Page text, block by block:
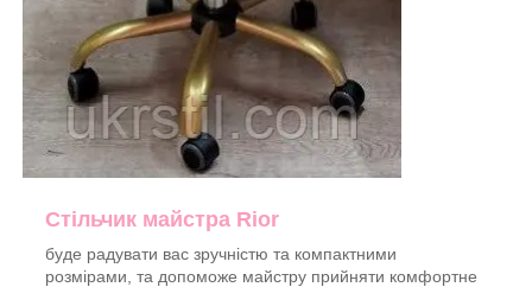
Стільчик майстра Rior
буде радувати вас зручністю та компактними
розмірами, та допоможе майстру прийняти комфортне